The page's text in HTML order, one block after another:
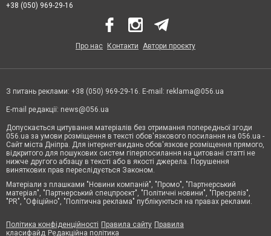
+38 (050) 969-29-16
Про нас Контакти Автори проєкту
З питань реклами: +38 (050) 969-29-16. E-mail: reklama@056.ua
E-mail редакції: news@056.ua
Допускається цитування матеріалів без отримання попередньої згоди
056.ua за умови розміщення в тексті обов'язкового посилання на 056.ua -
Сайт міста Дніпра. Для інтернет-видань обов'язкове розміщення прямого,
відкритого для пошукових систем гіперпосилання на цитовані статті не
нижче другого абзацу в тексті або в якості джерела. Порушення
виняткових прав переслідується Законом.
Матеріали з плашками "Новини компаній", "Промо", "Партнерський
матеріал", "Партнерський спецпроєкт", "Політичні новини", "Пресреліз",
"PR", "Офіційно", "Політична реклама" публікуються на правах реклами.
Політика конфіденційності Правила сайту Правила
класифайд Редакційна політика